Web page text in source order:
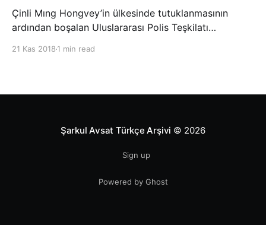
Çinli Mıng Hongvey’in ülkesinde tutuklanmasının
ardından boşalan Uluslararası Polis Teşkilatı
21 Kas 2018 1 min read
Şarkul Avsat Türkçe Arşivi © 2026
Sign up
Powered by Ghost